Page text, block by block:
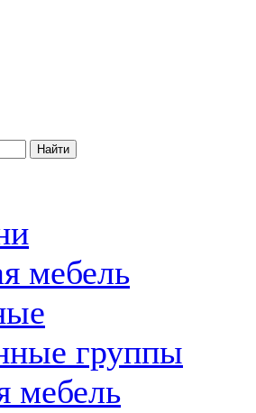
мебель
группы
мебель